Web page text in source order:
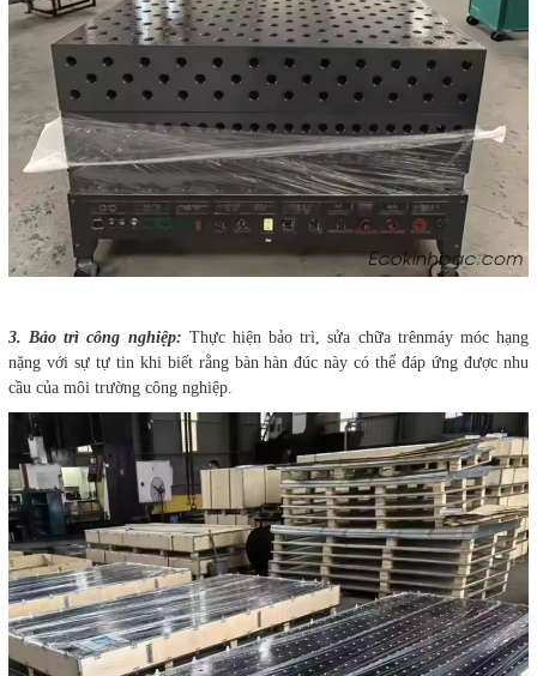
3. Bảo trì công nghiệp: Thực hiện bảo trì, sửa chữa trênmáy móc hạng
nặng với sự tự tin khi biết rằng bàn hàn đúc này có thể đáp ứng được nhu
cầu của môi trường công nghiệp.